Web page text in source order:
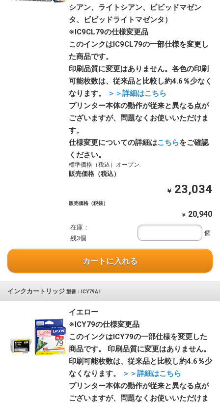
シアン、ライトシアン、ビビッドマゼン
タ、ビビッドライトマゼンタ）
※IC9CL79の仕様変更品
このインクはIC9CL79の一部仕様を変更し
た商品です。
印刷品質に変更はありません。各色の印刷
可能枚数は、従来品と比較し約4.6％少なく
なります。
＞＞詳細はこちら
プリンター本体の動作が従来と異なる点が
ございますが、問題なくお使いいただけま
す。
仕様変更についての詳細はこちらをご確認
ください。
標準価格（税込）オープン
販売価格（税込）
￥ 23,034
販売価格（税抜）
￥ 20,940
在庫：
残3個
個
カートに入れる
インクカートリッジ 型番：ICY79A1
イエロー
※ICY79の仕様変更品
このインクはICY79の一部仕様を変更した
商品です。 印刷品質に変更はありません。
印刷可能枚数は、従来品と比較し約4.6％少
なくなります。
＞＞詳細はこちら
プリンター本体の動作が従来と異なる点が
ございますが、問題なくお使いいただけま